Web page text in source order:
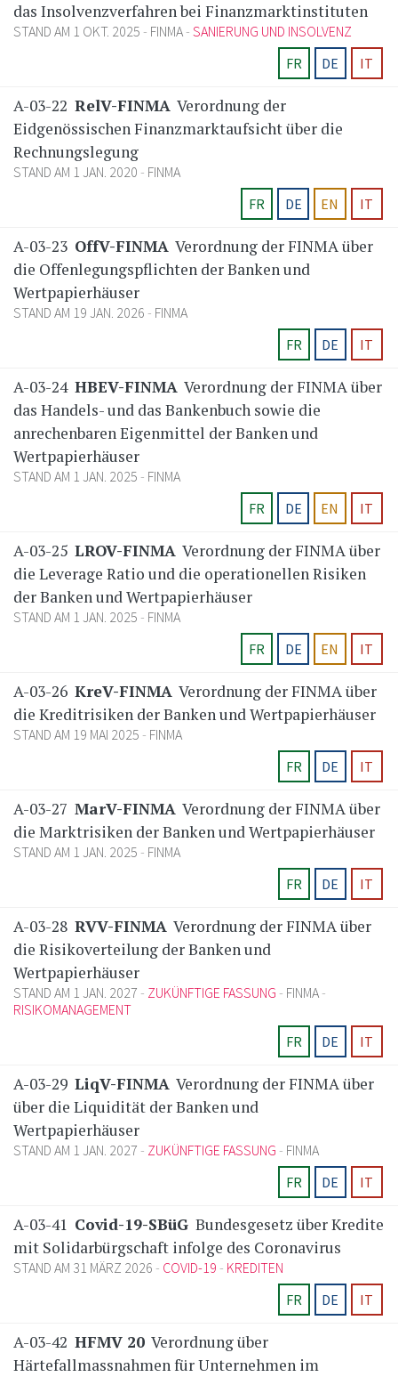
das Insolvenzverfahren bei Finanzmarktinstituten
STAND AM 1 OKT. 2025 FINMA SANIERUNG UND INSOLVENZ
FR
DE IT
A-03-22 RelV-FINMA Verordnung der
Eidgenössischen Finanzmarktaufsicht über die
Rechnungslegung
STAND AM 1 JAN. 2020
FINMA
FR
DE EN IT
A-03-23 OffV-FINMA Verordnung der FINMA über
die Offenlegungspflichten der Banken und
Wertpapierhäuser
STAND AM 19 JAN. 2026
FINMA
FR
DE IT
A-03-24 HBEV-FINMA Verordnung der FINMA über
das Handels- und das Bankenbuch sowie die
anrechenbaren Eigenmittel der Banken und
Wertpapierhäuser
STAND AM 1 JAN. 2025
FINMA
FR
DE EN IT
A-03-25 LROV-FINMA Verordnung der FINMA über
die Leverage Ratio und die operationellen Risiken
der Banken und Wertpapierhäuser
STAND AM 1 JAN. 2025
FINMA
FR
DE EN IT
A-03-26 KreV-FINMA Verordnung der FINMA über
die Kreditrisiken der Banken und Wertpapierhäuser
STAND AM 19 MAI 2025
FINMA
FR
DE IT
A-03-27 MarV-FINMA Verordnung der FINMA über
die Marktrisiken der Banken und Wertpapierhäuser
STAND AM 1 JAN. 2025
FINMA
FR
DE IT
A-03-28 RVV-FINMA Verordnung der FINMA über
die Risikoverteilung der Banken und
Wertpapierhäuser
STAND AM 1 JAN. 2027 ZUKÜNFTIGE FASSUNG
FINMA
RISIKOMANAGEMENT
FR
DE IT
A-03-29 LiqV-FINMA Verordnung der FINMA über
über die Liquidität der Banken und
Wertpapierhäuser
STAND AM 1 JAN. 2027 ZUKÜNFTIGE FASSUNG
FINMA
FR
DE IT
A-03-41 Covid-19-SBüG Bundesgesetz über Kredite
mit Solidarbürgschaft infolge des Coronavirus
STAND AM 31 MÄRZ 2026 COVID-19
KREDITEN
FR
DE IT
A-03-42 HFMV 20 Verordnung über
Härtefallmassnahmen für Unternehmen im